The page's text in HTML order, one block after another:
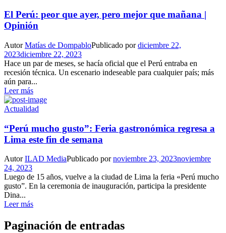
El Perú: peor que ayer, pero mejor que mañana |
Opinión
AutorMatías de DompabloPublicado pordiciembre 22,
2023diciembre 22, 2023
Hace un par de meses, se hacía oficial que el Perú entraba en
recesión técnica. Un escenario indeseable para cualquier país; más
aún para...
Leer más
Actualidad
“Perú mucho gusto”: Feria gastronómica regresa a
Lima este fin de semana
AutorILAD MediaPublicado pornoviembre 23, 2023noviembre
24, 2023
Luego de 15 años, vuelve a la ciudad de Lima la feria «Perú mucho
gusto”. En la ceremonia de inauguración, participa la presidente
Dina...
Leer más
Paginación de entradas